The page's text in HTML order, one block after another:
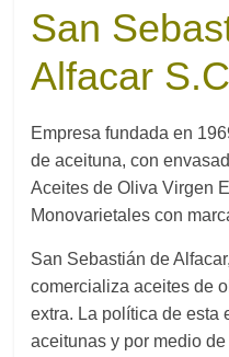
San
Alfacar
Empresa fundada en
de aceituna, con
Aceites de Oliva Virgen
Monovarietales con
San Sebastián de Alfacar,
comercializa aceites de
extra. La política de esta
aceitunas y por medio